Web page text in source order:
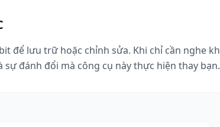
để lưu trữ hoặc chỉnh sửa. Khi chỉ cần nghe
đánh đổi mà công cụ này thực hiện thay bạn.